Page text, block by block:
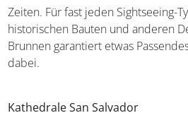
Zeiten. Für fast jeden Sightseeing-
historischen Bauten und anderen
Brunnen garantiert etwas
dabei.
Kathedrale San Salvador